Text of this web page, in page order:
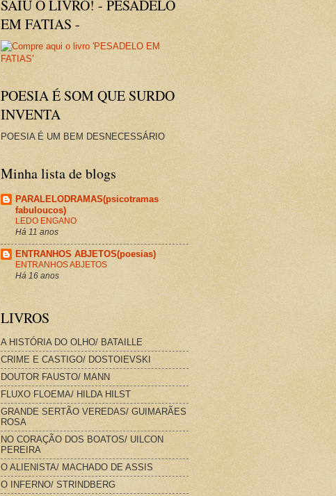
SAIU O LIVRO! - PESADELO
EM FATIAS -
POESIA É SOM QUE SURDO
INVENTA
POESIA É UM BEM DESNECESSÁRIO
Minha lista de blogs
PARALELODRAMAS(psicotramas
fabuloucos)
LEDO ENGANO
Há 11 anos
ENTRANHOS ABJETOS(poesias)
ENTRANHOS ABJETOS
Há 16 anos
LIVROS
A HISTÓRIA DO OLHO/ BATAILLE
CRIME E CASTIGO/ DOSTOIEVSKI
DOUTOR FAUSTO/ MANN
FLUXO FLOEMA/ HILDA HILST
GRANDE SERTÃO VEREDAS/ GUIMARÃES
ROSA
NO CORAÇÃO DOS BOATOS/ UILCON
PEREIRA
O ALIENISTA/ MACHADO DE ASSIS
O INFERNO/ STRINDBERG